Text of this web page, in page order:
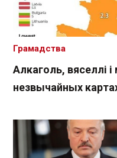
Алкаголь, вяселлі
незвычайных
Грамадства